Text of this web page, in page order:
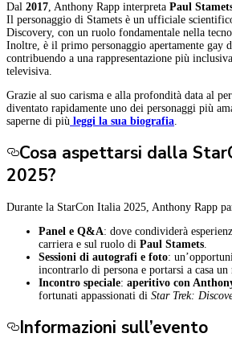
Dal 2017, Anthony Rapp interpreta Paul
Il personaggio di Stamets è un ufficiale
Discovery, con un ruolo fondamentale nella
Inoltre, è il primo personaggio apertamente gay
contribuendo a una rappresentazione più
televisiva.
Grazie al suo carisma e alla profondità data al
diventato rapidamente uno dei personaggi più
saperne di più leggi la sua biografia.
Cosa aspettarsi dalla
2025?
Durante la StarCon Italia 2025, Anthony Rapp
Panel e Q&A: dove condividerà
carriera e sul ruolo di Paul Stamets
Sessioni di autografi e foto:
incontrarlo di persona e portarsi a casa un
Incontro speciale: aperitivo con
fortunati appassionati di Star Trek:
Informazioni sull’evento